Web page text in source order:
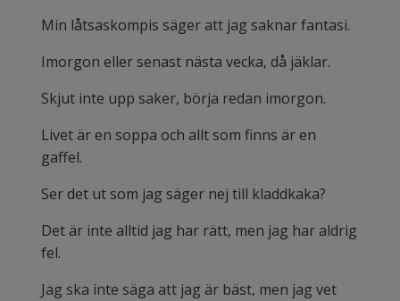
Min låtsaskompis säger att jag saknar fantasi.
Imorgon eller senast nästa vecka, då jäklar.
Skjut inte upp saker, börja redan imorgon.
Livet är en soppa och allt som finns är en
gaffel.
Ser det ut som jag säger nej till kladdkaka?
Det är inte alltid jag har rätt, men jag har aldrig
fel.
Jag ska inte säga att jag är bäst, men jag vet